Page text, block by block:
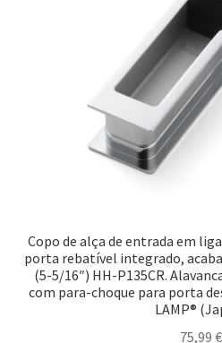
Copo de alça de entrada em
porta rebatível integrado,
(5-5/16″) HH-P135CR.
com para-choque para porta
LAMP®
75,99 €